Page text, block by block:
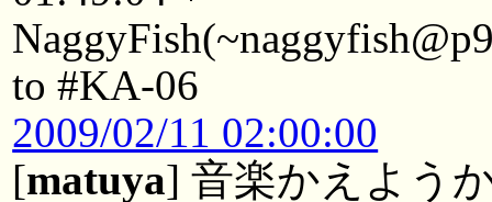
to #KA-06
2009/02/11 02:00:00
[matuya] 音楽かえよう